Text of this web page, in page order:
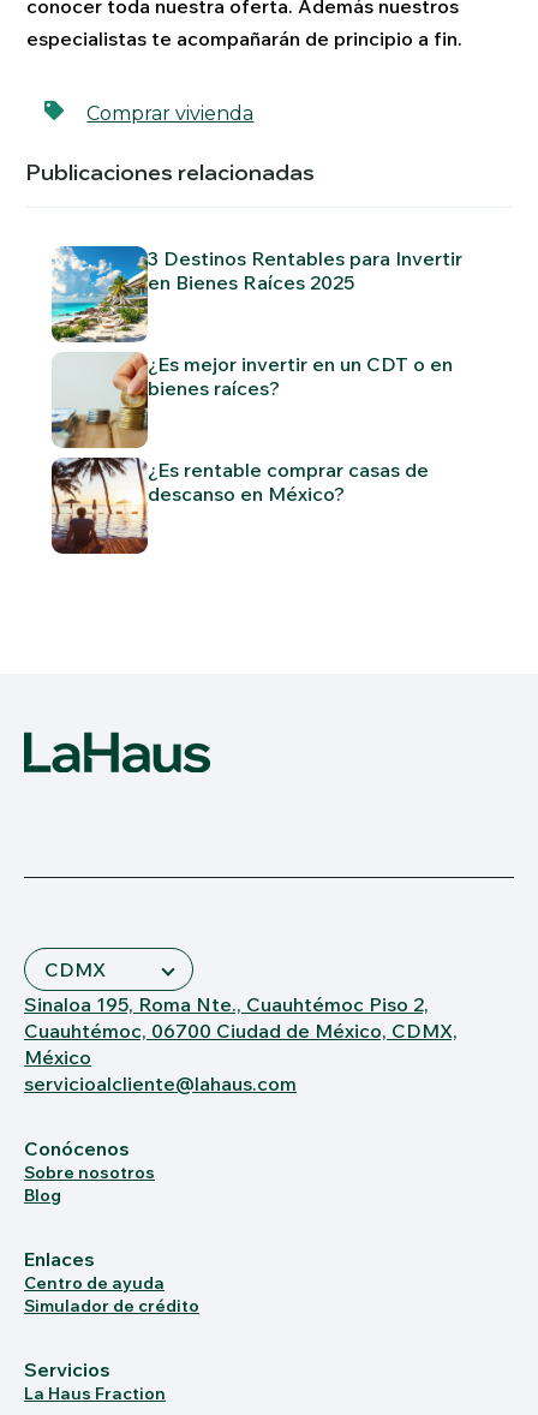
conocer toda nuestra oferta. Además nuestros
especialistas te acompañarán de principio a fin.
Comprar vivienda
Publicaciones relacionadas
3 Destinos Rentables para Invertir
en Bienes Raíces 2025
¿Es mejor invertir en un CDT o en
bienes raíces?
¿Es rentable comprar casas de
descanso en México?
Sinaloa 195, Roma Nte., Cuauhtémoc Piso 2,
Cuauhtémoc, 06700 Ciudad de México, CDMX,
México
servicioalcliente@lahaus.com
Conócenos
Sobre nosotros
Blog
Enlaces
Centro de ayuda
Simulador de crédito
Servicios
La Haus Fraction